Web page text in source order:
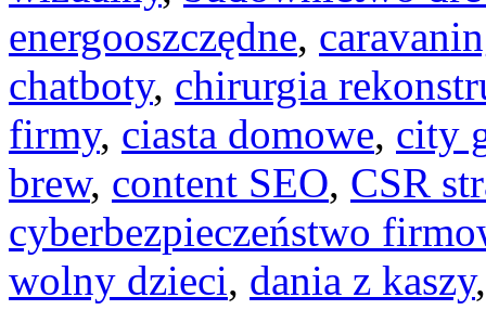
energooszczędne,
chatboty, chirurgia
firmy, ciasta domowe, city
brew, content SEO, CSR
cyberbezpieczeństwo
wolny dzieci, dania z kaszy